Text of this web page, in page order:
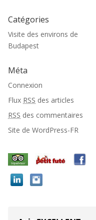
Catégories
Visite des environs de
Budapest
Méta
Connexion
Flux RSS des articles
RSS des commentaires
Site de WordPress-FR